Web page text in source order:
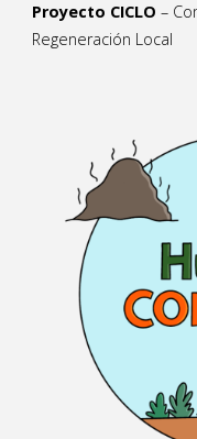
Proyecto CICLO –
Regeneración Local